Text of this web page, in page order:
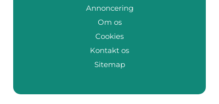
Annoncering
Om os
Cookies
Kontakt os
Sitemap